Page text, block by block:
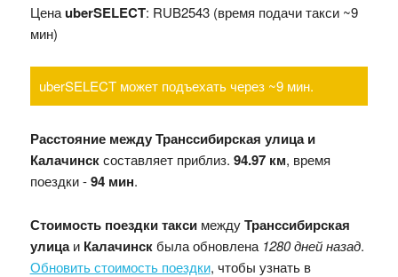
ЦенаuberSELECT: RUB2543 (время подачи такси ~9
мин)
uberSELECT может подъехать через ~9 мин.
Расстояние между Транссибирская улица и
Калачинсксоставляет приблиз. 94.97 км, время
поездки -94 мин.
Стоимость поездки таксимеждуТранссибирская
улицаи Калачинскбыла обновлена 1280 дней назад.
Обновить стоимость поездки, чтобы узнать в